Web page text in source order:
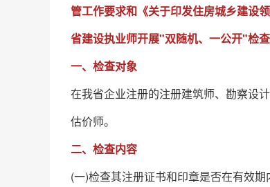
管工作要求和《关于印发住房城乡建设
省建设执业师开展"双随机、一公开"检查
一、检查对象
在我省企业注册的注册建筑师、勘察设计
估价师。
二、检查内容
(一)检查其注册证书和印章是否在有效期